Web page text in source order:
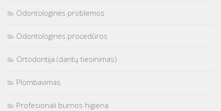
Odontologinės problemos
Odontologinės procedūros
Ortodontija (dantų tiesinimas)
Plombavimas
Profesionali burnos higiena